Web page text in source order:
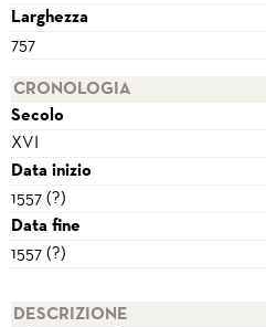
Larghezza
757
CRONOLOGIA
Secolo
XVI
Data inizio
1557 (?)
Data fine
1557 (?)
DESCRIZIONE